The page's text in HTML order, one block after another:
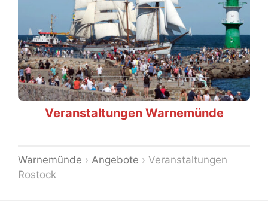
Veranstaltungen Warnemünde
Warnemünde › Angebote › Veranstaltungen
Rostock